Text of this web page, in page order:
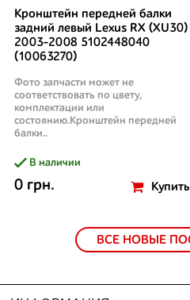
Кронштейн передней балки
задний левый Lexus RX (XU30)
2003-2008 5102448040
(10063270)
Фото запчасти может не
соответствовать по цвету,
комплектации или
состоянию.Кронштейн передней
балки..
В наличии
0 грн. Купить
ВСЕ НОВЫЕ